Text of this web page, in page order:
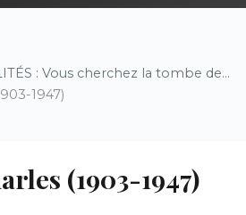
: Vous cherchez la tombe de...
1947)
(1903-1947)